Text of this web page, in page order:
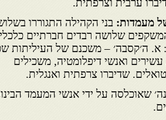
ערבית וצרפתית.
מעמדות: בני הקהילה התגוררו
שלושה רבדים חברתיים
א. ה׳קסבה׳ – משכנם של העיליתות
ואנשי דיפלומטיה, משכילים
שדיברו צרפתית ואנגלית.
שאוכלסה על ידי אנשי המעמד